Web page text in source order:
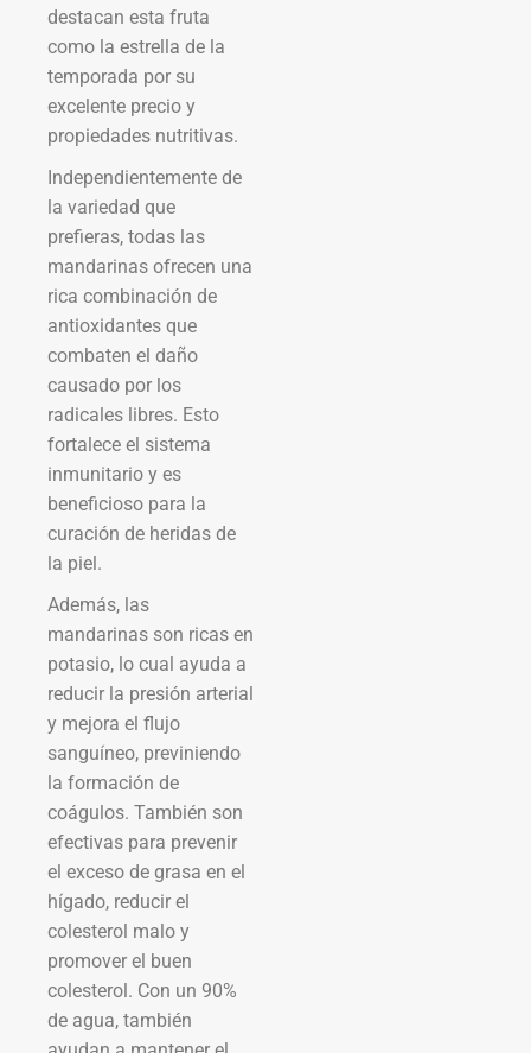
destacan esta fruta
como la estrella de la
temporada por su
excelente precio y
propiedades nutritivas.
Independientemente de
la variedad que
prefieras, todas las
mandarinas ofrecen una
rica combinación de
antioxidantes que
combaten el daño
causado por los
radicales libres. Esto
fortalece el sistema
inmunitario y es
beneficioso para la
curación de heridas de
la piel.
Además, las
mandarinas son ricas en
potasio, lo cual ayuda a
reducir la presión arterial
y mejora el flujo
sanguíneo, previniendo
la formación de
coágulos. También son
efectivas para prevenir
el exceso de grasa en el
hígado, reducir el
colesterol malo y
promover el buen
colesterol. Con un 90%
de agua, también